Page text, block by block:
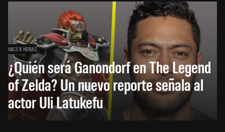
HACE 8 HORAS
¿Quién será Ganondorf en The Legend
of Zelda? Un nuevo reporte señala al
actor Uli Latukefu